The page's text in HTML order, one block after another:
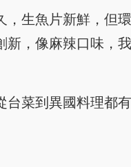
，生魚片新鮮，但
新，像麻辣口味，
菜到異國料理都